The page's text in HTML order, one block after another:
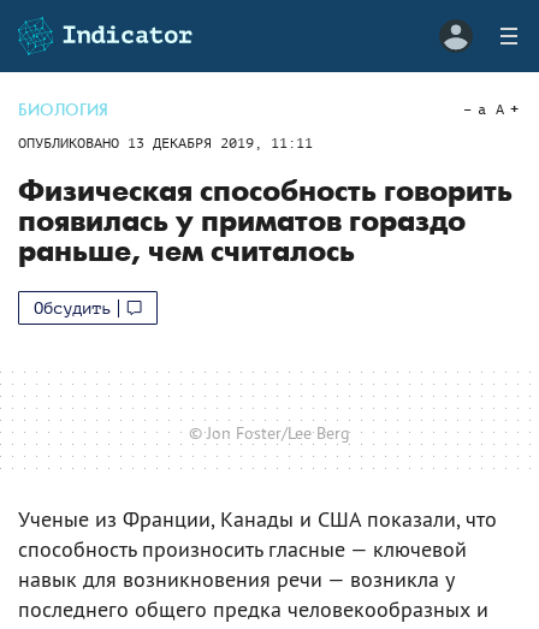
БИОЛОГИЯ
ОПУБЛИКОВАНО 13 ДЕКАБРЯ 2019, 11:11
a A
Физическая способность говорить
появилась у приматов гораздо
раньше, чем считалось
Обсудить
© Jon Foster/Lee Berg
Ученые из Франции, Канады и США показали, что
способность произносить гласные — ключевой
навык для возникновения речи — возникла у
последнего общего предка человекообразных и